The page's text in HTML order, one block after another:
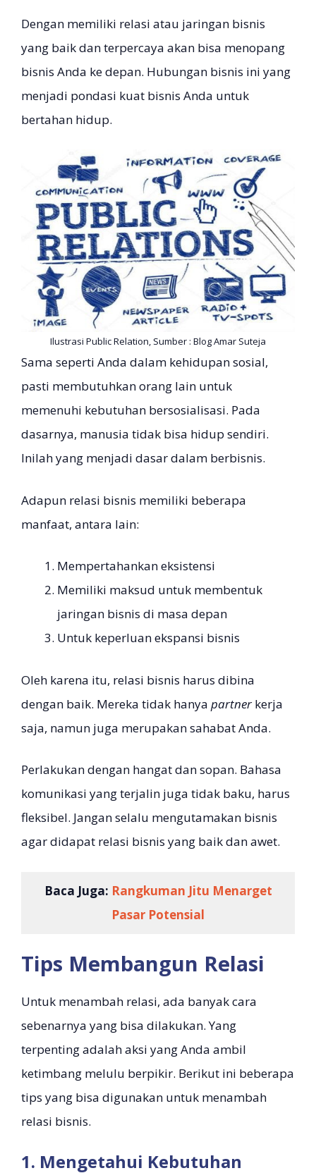
Dengan memiliki relasi atau jaringan bisnis
yang baik dan terpercaya akan bisa menopang
bisnis Anda ke depan. Hubungan bisnis ini yang
menjadi pondasi kuat bisnis Anda untuk
bertahan hidup.
Ilustrasi Public Relation, Sumber : Blog Amar Suteja
Sama seperti Anda dalam kehidupan sosial,
pasti membutuhkan orang lain untuk
memenuhi kebutuhan bersosialisasi. Pada
dasarnya, manusia tidak bisa hidup sendiri.
Inilah yang menjadi dasar dalam berbisnis.
Adapun relasi bisnis memiliki beberapa
manfaat, antara lain:
Mempertahankan eksistensi
Memiliki maksud untuk membentuk
jaringan bisnis di masa depan
Untuk keperluan ekspansi bisnis
Oleh karena itu, relasi bisnis harus dibina
dengan baik. Mereka tidak hanya partnerkerja
saja, namun juga merupakan sahabat Anda.
Perlakukan dengan hangat dan sopan. Bahasa
komunikasi yang terjalin juga tidak baku, harus
fleksibel. Jangan selalu mengutamakan bisnis
agar didapat relasi bisnis yang baik dan awet.
Baca Juga: Rangkuman Jitu Menarget
Pasar Potensial
Tips Membangun Relasi
Untuk menambah relasi, ada banyak cara
sebenarnya yang bisa dilakukan. Yang
terpenting adalah aksi yang Anda ambil
ketimbang melulu berpikir. Berikut ini beberapa
tips yang bisa digunakan untuk menambah
relasi bisnis.
1. Mengetahui Kebutuhan